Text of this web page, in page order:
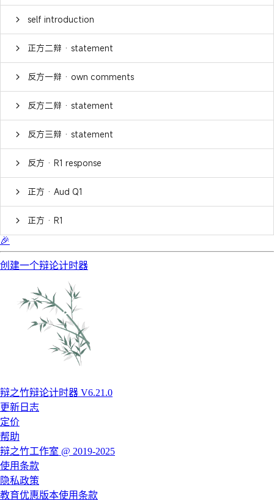
self introduction
正方二辩 · statement
反方一辩 · own comments
反方二辩 · statement
反方三辩 · statement
反方 · R1 response
正方 · Aud Q1
正方 · R1
🎉
创建一个辩论计时器
辩之竹辩论计时器 V6.21.0
更新日志
定价
帮助
辩之竹工作室 @ 2019-2025
使用条款
隐私政策
教育优惠版本使用条款